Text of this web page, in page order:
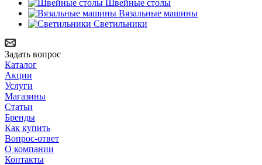
Швейные столы
Вязальные машины
Светильники
Задать вопрос
Каталог
Акции
Услуги
Магазины
Статьи
Бренды
Как купить
Вопрос-ответ
О компании
Контакты